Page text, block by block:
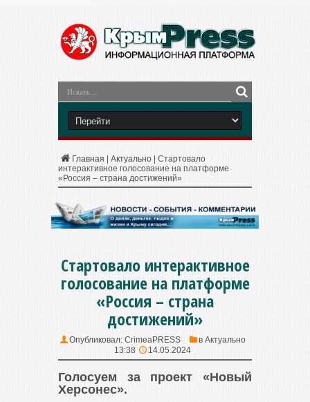
Главная Актуально
Стартовало
интерактивное голосование на платформе
«Россия – страна достижений»
Стартовало интерактивное
голосование на платформе
«Россия – страна
достижений»
Опубликовал: CrimeaPRESS в Актуально
13:38
14.05.2024
Голосуем за проект «Новый
Херсонес».